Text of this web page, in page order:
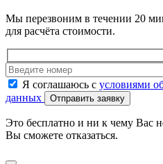
Мы перезвоним в течении 20
для расчёта стоимости.
Я соглашаюсь с условиями
данных
Отправить заявку
Это бесплатно и ни к чему Вас
Вы сможете отказаться.